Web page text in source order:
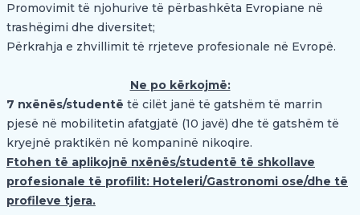
Promovimit të njohurive të përbashkëta Evropiane në
trashëgimi dhe diversitet;
Përkrahja e zhvillimit të rrjeteve profesionale në Evropë.
Ne po kërkojmë:
7 nxënës/studentë të cilët janë të gatshëm të marrin
pjesë në mobilitetin afatgjatë (10 javë) dhe të gatshëm të
kryejnë praktikën në kompaninë nikoqire.
Ftohen të aplikojnë nxënës/studentë të shkollave
profesionale të profilit: Hoteleri/Gastronomi ose/dhe të
profileve tjera.